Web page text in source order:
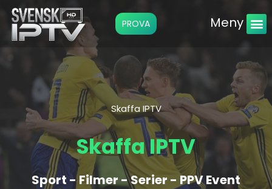
PROVA Meny
Skaffa IPTV
Skaffa IPTV
Sport - Filmer - Serier - PPV Event